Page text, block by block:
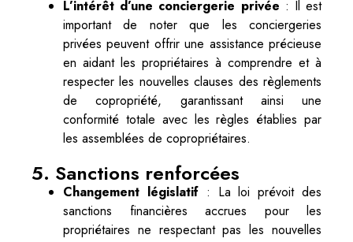
L’intérêt d’une conciergerie privée : Il est
important de noter que les conciergeries
privées peuvent offrir une assistance précieuse
en aidant les propriétaires à comprendre et à
respecter les nouvelles clauses des règlements
de copropriété, garantissant ainsi une
conformité totale avec les règles établies par
les assemblées de copropriétaires.
5. Sanctions renforcées
Changement législatif: La loi prévoit des
sanctions financières accrues pour les
propriétaires ne respectant pas les nouvelles